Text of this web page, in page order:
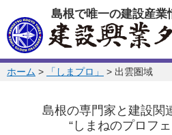
このページの本文へ
島根で唯一の建設産業
このページの位置:
ホーム > 「しまプロ」 > 出雲圏域
島根の専門家と建設関
“しまねのプロフ